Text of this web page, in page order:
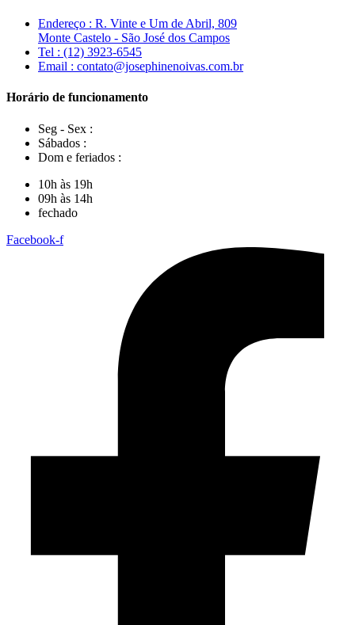
Endereço : R. Vinte e Um de Abril, 809
Monte Castelo - São José dos Campos
Tel : (12) 3923-6545
Email : contato@josephinenoivas.com.br
Horário de funcionamento
Seg - Sex :
Sábados :
Dom e feriados :
10h às 19h
09h às 14h
fechado
Facebook-f